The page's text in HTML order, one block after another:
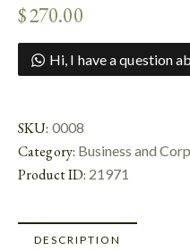
$270.00
Hi, I have a question
SKU: 0008
Category: Business and
Product ID:21971
DESCRIPTION